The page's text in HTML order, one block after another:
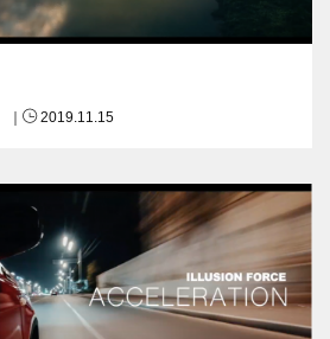
2019.11.15